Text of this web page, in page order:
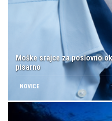
Moške srajce za poslovno
pisarno
NOVICE